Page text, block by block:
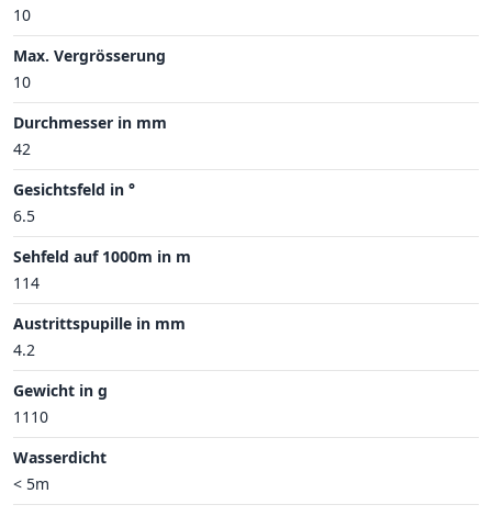
10
Max. Vergrösserung
10
Durchmesser in mm
42
Gesichtsfeld in °
6.5
Sehfeld auf 1000m in m
114
Austrittspupille in mm
4.2
Gewicht in g
1110
Wasserdicht
< 5m